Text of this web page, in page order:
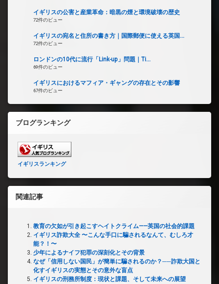
イギリスの公害と産業革命：暗黒の煙と環境破壊の歴史
72件のビュー
イギリスの宛名と住所の書き方｜国際郵便に使える英国...
72件のビュー
ロンドンの10代に流行「Link-up」問題｜Ti...
69件のビュー
イギリスにおけるマフィア・ギャングの存在とその影響
67件のビュー
ブログランキング
イギリスランキング
関連記事
教育の欠如が引き起こすヘイトクライム——英国の社会的課題
イギリス詐欺大全 〜こんな手口に騙されるなんて、むしろ才
能？！〜
少年によるナイフ犯罪の深刻化とその背景
なぜ「信用しない国民」が簡単に騙されるのか？──詐欺大国と
化すイギリスの実態とその意外な盲点
イギリスの刑務所制度：現状と課題、そして未来への展望